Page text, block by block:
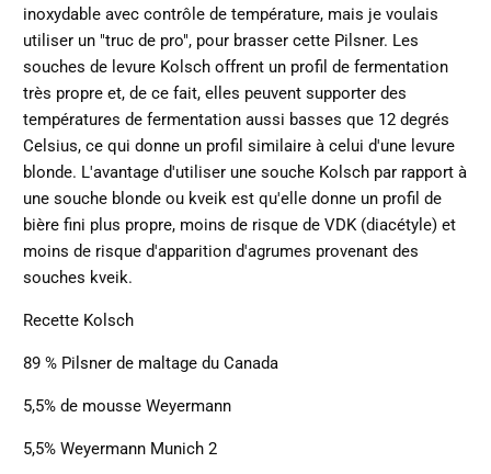
inoxydable avec contrôle de température, mais je voulais
utiliser un "truc de pro", pour brasser cette Pilsner. Les
souches de levure Kolsch offrent un profil de fermentation
très propre et, de ce fait, elles peuvent supporter des
températures de fermentation aussi basses que 12 degrés
Celsius, ce qui donne un profil similaire à celui d'une levure
blonde. L'avantage d'utiliser une souche Kolsch par rapport à
une souche blonde ou kveik est qu'elle donne un profil de
bière fini plus propre, moins de risque de VDK (diacétyle) et
moins de risque d'apparition d'agrumes provenant des
souches kveik.
Recette Kolsch
89 % Pilsner de maltage du Canada
5,5% de mousse Weyermann
5,5% Weyermann Munich 2